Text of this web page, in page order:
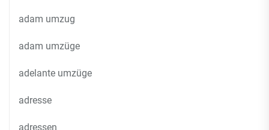
adam umzug
adam umzüge
adelante umzüge
adresse
adressen